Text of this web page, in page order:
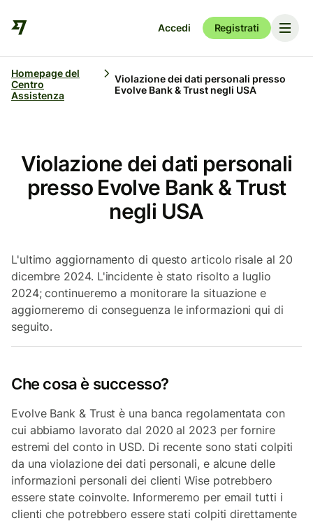
Accedi Registrati
Homepage del
Centro
Assistenza
Violazione dei dati personali presso
Evolve Bank & Trust negli USA
Violazione dei dati personali
presso Evolve Bank & Trust
negli USA
L'ultimo aggiornamento di questo articolo risale al 20
dicembre 2024. L'incidente è stato risolto a luglio
2024; continueremo a monitorare la situazione e
aggiorneremo di conseguenza le informazioni qui di
seguito.
Che cosa è successo?
Evolve Bank & Trust è una banca regolamentata con
cui abbiamo lavorato dal 2020 al 2023 per fornire
estremi del conto in USD. Di recente sono stati colpiti
da una violazione dei dati personali, e alcune delle
informazioni personali dei clienti Wise potrebbero
essere state coinvolte. Informeremo per email tutti i
clienti che potrebbero essere stati colpiti direttamente